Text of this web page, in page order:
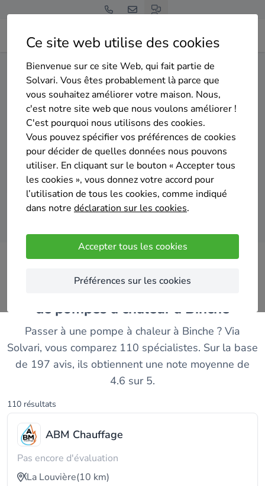
Ce site web utilise des cookies
Bienvenue sur ce site Web, qui fait partie de
Solvari. Vous êtes probablement là parce que
vous souhaitez améliorer votre maison. Nous,
c'est notre site web que nous voulons améliorer !
C'est pourquoi nous utilisons des cookies.
Vous pouvez spécifier vos préférences de cookies
pour décider de quelles données nous pouvons
utiliser. En cliquant sur le bouton « Accepter tous
les cookies », vous donnez votre accord pour
l’utilisation de tous les cookies, comme indiqué
dans notre déclaration sur les cookies.
Accepter tous les cookies
Préférences sur les cookies
Home Pompe à chaleur Hainaut Binche
Gratuit et sans engagement
Top 20 des installateurs de
pompes à chaleur à Binche
Comparer des devis
de pompes à chaleur à Binche
Passer à une pompe à chaleur à Binche ? Via
Solvari, vous comparez 110 spécialistes. Sur la base
de 197 avis, ils obtiennent une note moyenne de
4.6 sur 5.
110 résultats
ABM Chauffage
Pas encore d'évaluation
La Louvière(10 km)